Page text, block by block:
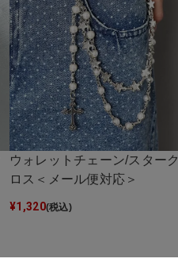
ウォレットチェーン/スターク
ロス＜メール便対応＞
¥1,320(税込)